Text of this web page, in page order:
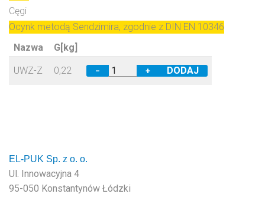
Cęgi
Ocynk metodą Sendzimira, zgodnie z DIN EN 10346
Nazwa
G[kg]
UWZ-Z 0,22 − +
EL-PUK Sp. z o. o.
Ul. Innowacyjna 4
95-050 Konstantynów Łódzki